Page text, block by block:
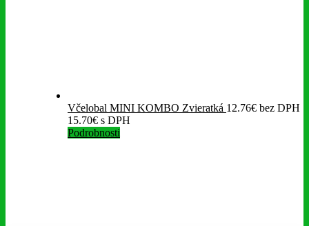
Včelobal MINI KOMBO Zvieratká 12.76€ bez DPH
15.70€ s DPH
Podrobnosti